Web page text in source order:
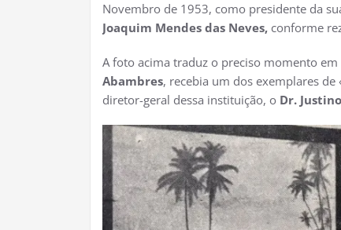
Novembro de 1953, como presidente da
Joaquim Mendes das Neves, conforme
A foto acima traduz o preciso momento
Abambres, recebia um dos exemplares de
diretor-geral dessa instituição, o Dr.